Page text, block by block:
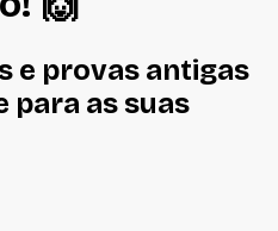
e provas antigas
para as suas